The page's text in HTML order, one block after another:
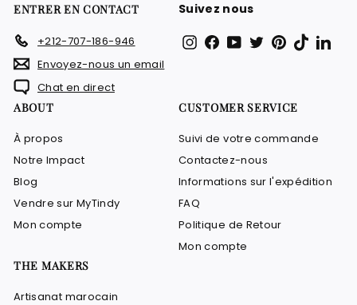
ENTRER EN CONTACT
+212-707-186-946
Envoyez-nous un email
Chat en direct
Suivez nous
Instagram
Facebook
YouTubeTwitterPinterest
TikTok
ABOUT
À propos
Notre Impact
Blog
Vendre sur MyTindy
Mon compte
CUSTOMER SERVICE
Suivi de votre commande
Contactez-nous
Informations sur l'expédition
FAQ
Politique de Retour
Mon compte
THE MAKERS
Artisanat marocain